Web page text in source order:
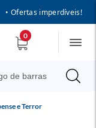
• Ofertas imperdíveis!
0
e Terror